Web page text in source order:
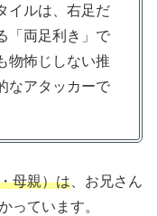
イルは、右足だ
「両足利き」で
物怖じしない推
なアタッカーで
母親）は 、お兄さん
っています。